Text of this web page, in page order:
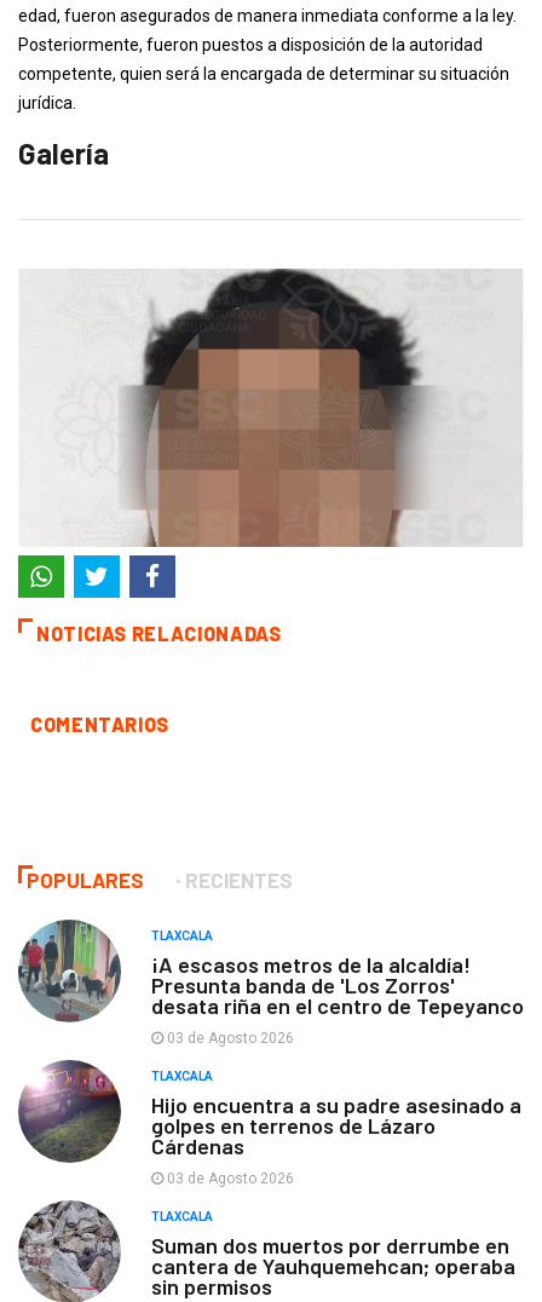
edad, fueron asegurados de manera inmediata conforme a la ley.
Posteriormente, fueron puestos a disposición de la autoridad
competente, quien será la encargada de determinar su situación
jurídica.
Galería
NOTICIAS RELACIONADAS
COMENTARIOS
POPULARES RECIENTES
TLAXCALA
¡A escasos metros de la alcaldía!
Presunta banda de 'Los Zorros'
desata riña en el centro de Tepeyanco
03 de Agosto 2026
TLAXCALA
Hijo encuentra a su padre asesinado a
golpes en terrenos de Lázaro
Cárdenas
03 de Agosto 2026
TLAXCALA
Suman dos muertos por derrumbe en
cantera de Yauhquemehcan; operaba
sin permisos